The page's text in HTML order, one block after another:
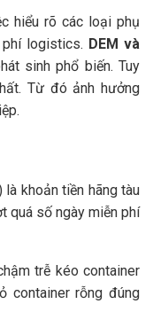
hiểu rõ các loại phụ
logistics. DEM và
sinh phổ biến. Tuy
Từ đó ảnh hưởng
là khoản tiền hãng tàu
quá số ngày miễn phí
trễ kéo container
container rỗng đúng